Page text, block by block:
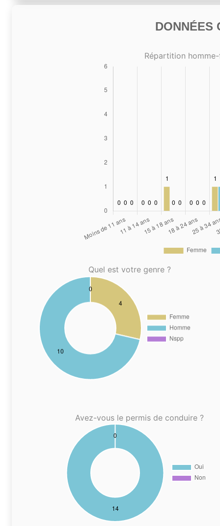
DONNÉES
Répartition
Quel est votre genre ?
Avez-vous le permis de conduire ?